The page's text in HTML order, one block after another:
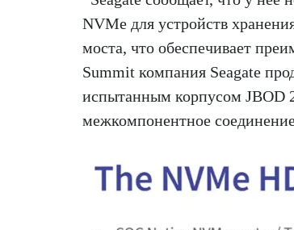
NVMe для устройств
моста, что обеспечивает
Summit компания Seagate
испытанным корпусом JBOD
межкомпонентное